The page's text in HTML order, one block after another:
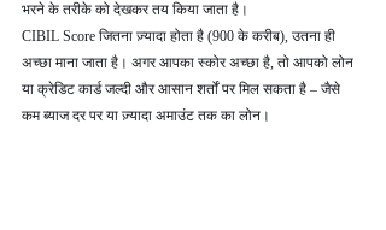
भरने के तरीके को देखकर तय किया जाता है।
CIBIL Score जितना ज़्यादा होता है (900 के करीब), उतना ही
अच्छा माना जाता है। अगर आपका स्कोर अच्छा है, तो आपको लोन
या क्रेडिट कार्ड जल्दी और आसान शर्तों पर मिल सकता है – जैसे
कम ब्याज दर पर या ज़्यादा अमाउंट तक का लोन।